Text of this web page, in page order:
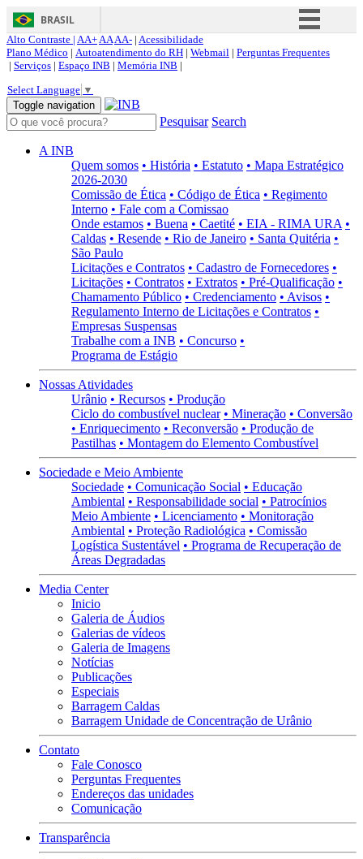
BRASIL
Simplifique!
Acesso à informação
Canais
Alto Contraste | AA+AAAA- | Acessibilidade
Plano Médico | Autoatendimento do RH | Webmail | Perguntas Frequentes
| Serviços | Espaço INB | Memória INB |
Select Language ▼
Toggle navigation
Pesquisar Search
A INB
Quem somos • História • Estatuto • Mapa Estratégico
2026-2030
Comissão de Ética • Código de Ética • Regimento
Interno • Fale com a Comissao
Onde estamos • Buena • Caetité • EIA - RIMA URA •
Caldas • Resende • Rio de Janeiro • Santa Quitéria •
São Paulo
Licitações e Contratos • Cadastro de Fornecedores •
Licitações • Contratos • Extratos • Pré-Qualificação •
Chamamento Público • Credenciamento • Avisos •
Regulamento Interno de Licitações e Contratos •
Empresas Suspensas
Trabalhe com a INB • Concurso •
Programa de Estágio
Nossas Atividades
Urânio • Recursos • Produção
Ciclo do combustível nuclear • Mineração • Conversão
• Enriquecimento • Reconversão • Produção de
Pastilhas • Montagem do Elemento Combustível
Sociedade e Meio Ambiente
Sociedade • Comunicação Social • Educação
Ambiental • Responsabilidade social • Patrocínios
Meio Ambiente • Licenciamento • Monitoração
Ambiental • Proteção Radiológica • Comissão
Logística Sustentável • Programa de Recuperação de
Áreas Degradadas
Media Center
Inicio
Galeria de Áudios
Galerias de vídeos
Galeria de Imagens
Notícias
Publicações
Especiais
Barragem Caldas
Barragem Unidade de Concentração de Urânio
Contato
Fale Conosco
Perguntas Frequentes
Endereços das unidades
Comunicação
Transparência